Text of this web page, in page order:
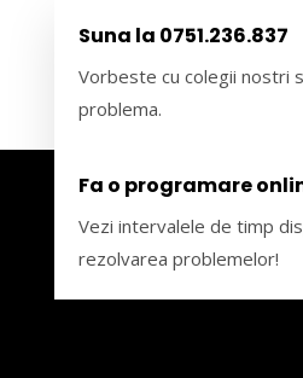
Suna la 0751.236.837
Vorbeste cu colegii nostri
problema.
Fa o programare
Vezi intervalele de timp
rezolvarea problemelor!